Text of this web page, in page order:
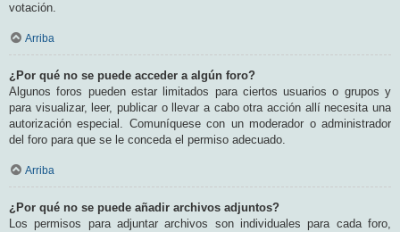
votación.
Arriba
¿Por qué no se puede acceder a algún foro?
Algunos foros pueden estar limitados para ciertos usuarios o grupos y
para visualizar, leer, publicar o llevar a cabo otra acción allí necesita una
autorización especial. Comuníquese con un moderador o administrador
del foro para que se le conceda el permiso adecuado.
Arriba
¿Por qué no se puede añadir archivos adjuntos?
Los permisos para adjuntar archivos son individuales para cada foro,